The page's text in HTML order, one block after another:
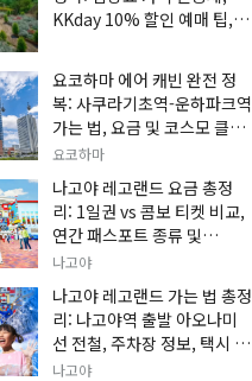
KKday 10% 할인 예매 팁, 쿠
요코하마 에어 캐빈 완전 정
복: 사쿠라기초역-운하파크역
가는 법, 요금 및 코스모 클락
세트권 할인, 추천 관광 코스
총정리
요코하마
나고야 레고랜드 요금 총정
리: 1일권 vs 콤보 티켓 비교,
연간 패스포트 종류 및
KKday 온라인 사전 할인 예
매 팁
나고야
나고야 레고랜드 가는 법 총정
리: 나고야역 출발 아오나미
선 전철, 주차장 정보, 택시 요
금 및 입장권 예약 팁
나고야